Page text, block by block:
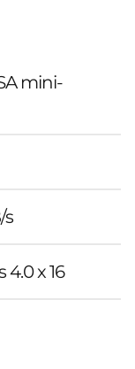
mini-
s
4.0 x 16